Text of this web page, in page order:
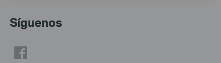
Síguenos